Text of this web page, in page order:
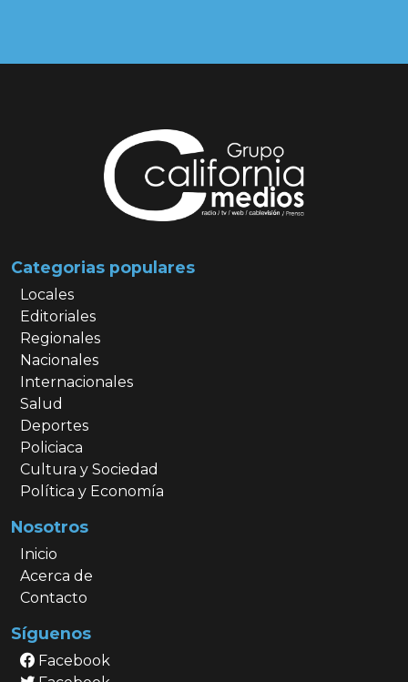
Categorias populares
Locales
Editoriales
Regionales
Nacionales
Internacionales
Salud
Deportes
Policiaca
Cultura y Sociedad
Política y Economía
Nosotros
Inicio
Acerca de
Contacto
Síguenos
Facebook